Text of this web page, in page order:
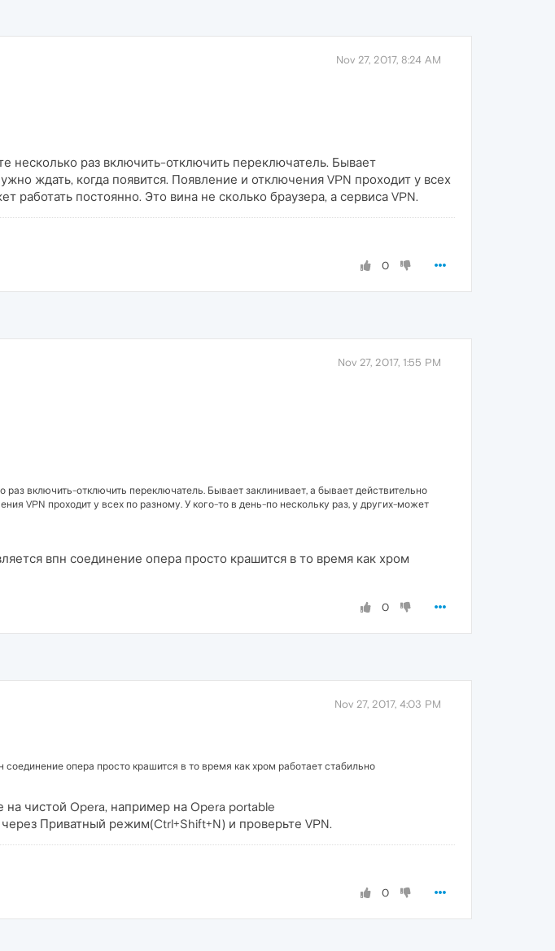
Nov 27, 2017, 8:24 AM
несколько раз включить-отключить переключатель. Бывает
ждать, когда появится. Появление и отключения VPN проходит у всех
работать постоянно. Это вина не сколько браузера, а сервиса VPN.
0
Nov 27, 2017, 1:55 PM
включить-отключить переключатель. Бывает заклинивает, а бывает действительно
VPN проходит у всех по разному. У кого-то в день-по нескольку раз, у других-может
впн соединение опера просто крашится в то время как хром
0
Nov 27, 2017, 4:03 PM
опера просто крашится в то время как хром работает стабильно
чистой Opera, например на Opera portable
Приватный режим(Ctrl+Shift+N) и проверьте VPN.
0